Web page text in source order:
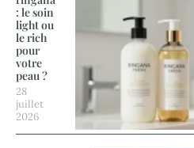
: le soin
light ou
le rich
pour
votre
peau ?
28
juillet
2026